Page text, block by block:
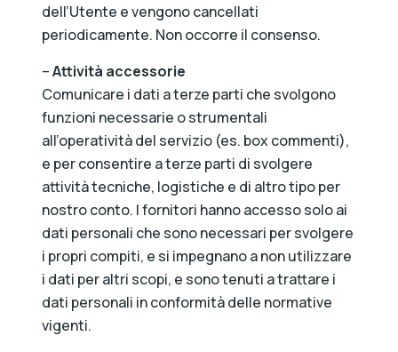
dell’Utente e vengono cancellati
periodicamente. Non occorre il consenso.
–Attività accessorie
Comunicare i dati a terze parti che svolgono
funzioni necessarie o strumentali
all’operatività del servizio (es. box commenti),
e per consentire a terze parti di svolgere
attività tecniche, logistiche e di altro tipo per
nostro conto. I fornitori hanno accesso solo ai
dati personali che sono necessari per svolgere
i propri compiti, e si impegnano a non utilizzare
i dati per altri scopi, e sono tenuti a trattare i
dati personali in conformità delle normative
vigenti.